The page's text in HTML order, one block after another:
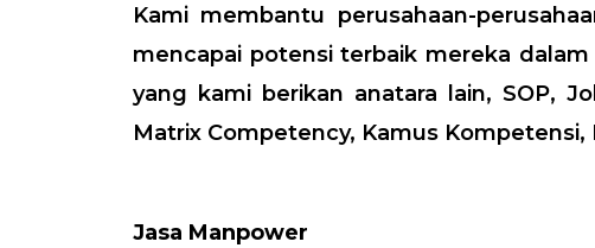
Kami membantu perusahaan-
mencapai potensi terbaik mereka
yang kami berikan anatara lain, SOP,
Matrix Competency, Kamus
Jasa Manpower